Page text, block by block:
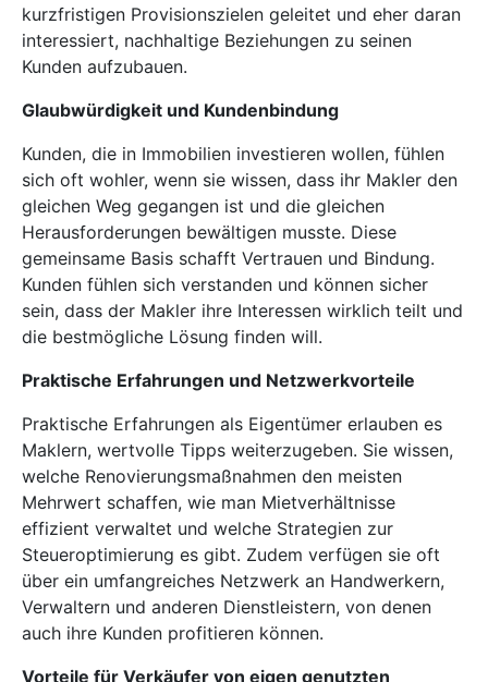
kurzfristigen Provisionszielen geleitet und eher daran
interessiert, nachhaltige Beziehungen zu seinen
Kunden aufzubauen.
Glaubwürdigkeit und Kundenbindung
Kunden, die in Immobilien investieren wollen, fühlen
sich oft wohler, wenn sie wissen, dass ihr Makler den
gleichen Weg gegangen ist und die gleichen
Herausforderungen bewältigen musste. Diese
gemeinsame Basis schafft Vertrauen und Bindung.
Kunden fühlen sich verstanden und können sicher
sein, dass der Makler ihre Interessen wirklich teilt und
die bestmögliche Lösung finden will.
Praktische Erfahrungen und Netzwerkvorteile
Praktische Erfahrungen als Eigentümer erlauben es
Maklern, wertvolle Tipps weiterzugeben. Sie wissen,
welche Renovierungsmaßnahmen den meisten
Mehrwert schaffen, wie man Mietverhältnisse
effizient verwaltet und welche Strategien zur
Steueroptimierung es gibt. Zudem verfügen sie oft
über ein umfangreiches Netzwerk an Handwerkern,
Verwaltern und anderen Dienstleistern, von denen
auch ihre Kunden profitieren können.
Vorteile für Verkäufer von eigen genutzten